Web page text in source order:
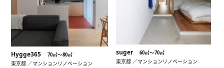
Hygge365 70㎡〜80㎡
東京都 ／マンションリノベーション
suger 60㎡〜70㎡
東京都 ／マンションリノベーション